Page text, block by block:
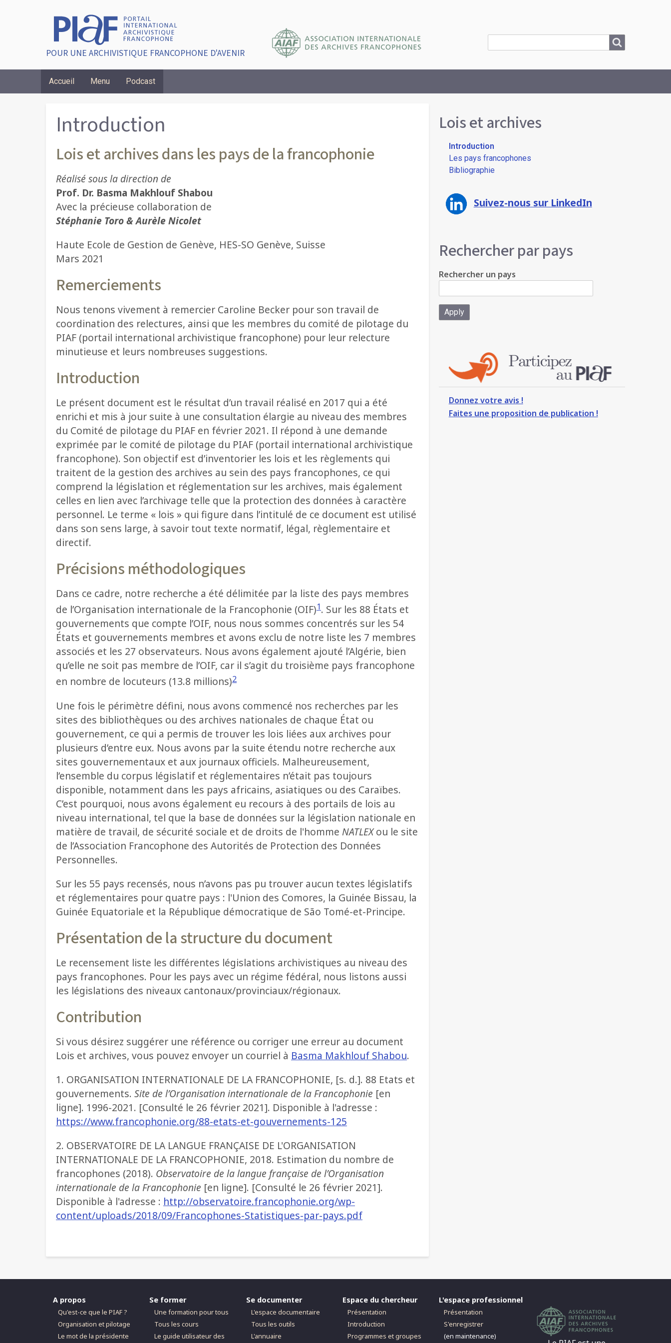
POUR UNE ARCHIVISTIQUE FRANCOPHONE D'AVENIR Search
Accueil Menu Podcast
Introduction
Lois et archives dans les pays de la francophonie
Réalisé sous la direction de
Prof. Dr. Basma Makhlouf Shabou
Avec la précieuse collaboration de
Stéphanie Toro & Aurèle Nicolet
Haute Ecole de Gestion de Genève, HES-SO Genève, Suisse
Mars 2021
Remerciements
Nous tenons vivement à remercier Caroline Becker pour son travail de
coordination des relectures, ainsi que les membres du comité de pilotage du
PIAF (portail international archivistique francophone) pour leur relecture
minutieuse et leurs nombreuses suggestions.
Introduction
Le présent document est le résultat d’un travail réalisé en 2017 qui a été
enrichi et mis à jour suite à une consultation élargie au niveau des membres
du Comité de pilotage du PIAF en février 2021. Il répond à une demande
exprimée par le comité de pilotage du PIAF (portail international archivistique
francophone). Son objectif est d’inventorier les lois et les règlements qui
traitent de la gestion des archives au sein des pays francophones, ce qui
comprend la législation et réglementation sur les archives, mais également
celles en lien avec l’archivage telle que la protection des données à caractère
personnel. Le terme « lois » qui figure dans l’intitulé de ce document est utilisé
dans son sens large, à savoir tout texte normatif, légal, règlementaire et
directif.
Précisions méthodologiques
Dans ce cadre, notre recherche a été délimitée par la liste des pays membres
de l’Organisation internationale de la Francophonie (OIF)1. Sur les 88 États et
gouvernements que compte l’OIF, nous nous sommes concentrés sur les 54
États et gouvernements membres et avons exclu de notre liste les 7 membres
associés et les 27 observateurs. Nous avons également ajouté l’Algérie, bien
qu’elle ne soit pas membre de l’OIF, car il s’agit du troisième pays francophone
en nombre de locuteurs (13.8 millions)2
Une fois le périmètre défini, nous avons commencé nos recherches par les
sites des bibliothèques ou des archives nationales de chaque État ou
gouvernement, ce qui a permis de trouver les lois liées aux archives pour
plusieurs d’entre eux. Nous avons par la suite étendu notre recherche aux
sites gouvernementaux et aux journaux officiels. Malheureusement,
l’ensemble du corpus législatif et réglementaires n’était pas toujours
disponible, notamment dans les pays africains, asiatiques ou des Caraïbes.
C’est pourquoi, nous avons également eu recours à des portails de lois au
niveau international, tel que la base de données sur la législation nationale en
matière de travail, de sécurité sociale et de droits de l'homme NATLEXou le site
de l’Association Francophone des Autorités de Protection des Données
Personnelles.
Sur les 55 pays recensés, nous n’avons pas pu trouver aucun textes législatifs
et réglementaires pour quatre pays : l'Union des Comores, la Guinée Bissau, la
Guinée Equatoriale et la République démocratique de São Tomé-et-Principe.
Présentation de la structure du document
Le recensement liste les différentes législations archivistiques au niveau des
pays francophones. Pour les pays avec un régime fédéral, nous listons aussi
les législations des niveaux cantonaux/provinciaux/régionaux.
Contribution
Si vous désirez suggérer une référence ou corriger une erreur au document
Lois et archives, vous pouvez envoyer un courriel à Basma Makhlouf Shabou.
1. ORGANISATION INTERNATIONALE DE LA FRANCOPHONIE, [s. d.]. 88 Etats et
gouvernements. Site de l’Organisation internationale de la Francophonie [en
ligne]. 1996-2021. [Consulté le 26 février 2021]. Disponible à l'adresse :
https://www.francophonie.org/88-etats-et-gouvernements-125
2. OBSERVATOIRE DE LA LANGUE FRANÇAISE DE L'ORGANISATION
INTERNATIONALE DE LA FRANCOPHONIE, 2018. Estimation du nombre de
francophones (2018). Observatoire de la langue française de l’Organisation
internationale de la Francophonie [en ligne]. [Consulté le 26 février 2021].
Disponible à l'adresse : http://observatoire.francophonie.org/wp-
content/uploads/2018/09/Francophones-Statistiques-par-pays.pdf
Lois et archives
Introduction
Les pays francophones
Bibliographie
Suivez-nous sur LinkedIn
Rechercher par pays
Rechercher un pays
Donnez votre avis !
Faites une proposition de publication !
A propos
Qu'est-ce que le PIAF ?
Organisation et pilotage
Le mot de la présidente
Se former
Une formation pour tous
Tous les cours
Le guide utilisateur des
Se documenter
L'espace documentaire
Tous les outils
L'annuaire
Espace du chercheur
Présentation
Introduction
Programmes et groupes
L'espace professionnel
Présentation
S'enregistrer
(en maintenance)